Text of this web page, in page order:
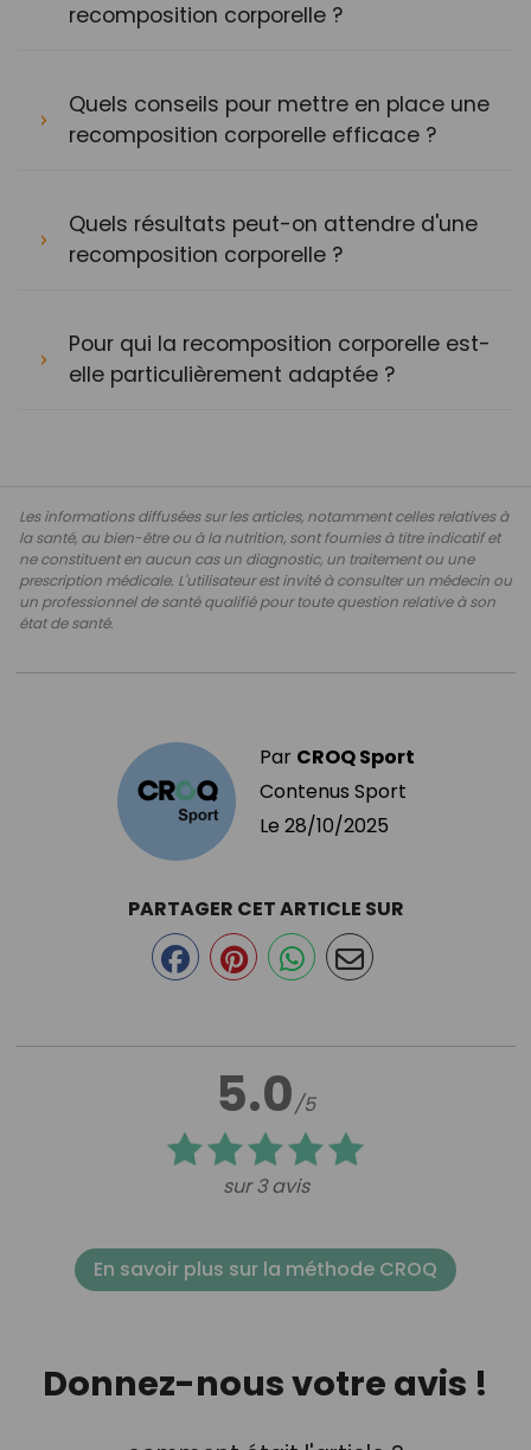
recomposition corporelle ?
Quels conseils pour mettre en place une
recomposition corporelle efficace ?
Quels résultats peut-on attendre d'une
recomposition corporelle ?
Pour qui la recomposition corporelle est-
elle particulièrement adaptée ?
Les informations diffusées sur les articles, notamment celles relatives à
la santé, au bien-être ou à la nutrition, sont fournies à titre indicatif et
ne constituent en aucun cas un diagnostic, un traitement ou une
prescription médicale. L'utilisateur est invité à consulter un médecin ou
un professionnel de santé qualifié pour toute question relative à son
état de santé.
Par CROQ Sport
Contenus Sport
Le 28/10/2025
5.0/5
sur 3 avis
PARTAGER CET ARTICLE SUR
En savoir plus sur la méthode CROQ
Donnez-nous votre avis !